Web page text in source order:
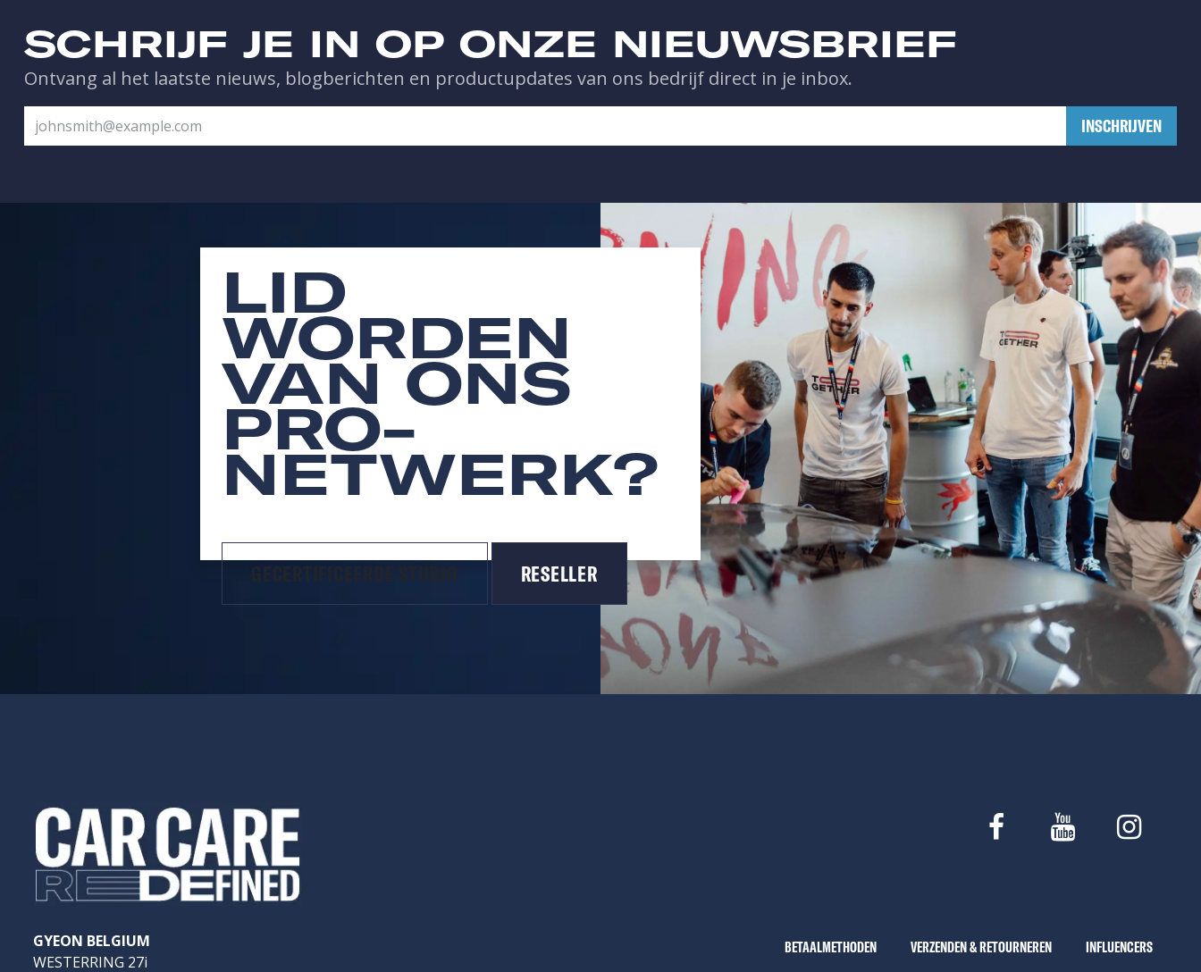
SCHRIJF JE IN OP ONZE NIEUWSBRIEF
Ontvang al het laatste nieuws, blogberichten en productupdates van ons bedrijf direct in je inbox.
​INSCHRIJVEN
LID
WORDEN
VAN ONS
PRO-
NETWERK?
GECERTIFICEERDE STUDIO RESELLER
GYEON BELGIUM
WESTERRING 27i
BETAALMETHODEN VERZENDEN & RETOURNEREN INFLUENCERS